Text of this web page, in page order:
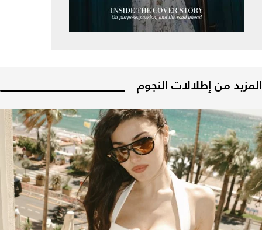
المزيد من إطلالات النجوم